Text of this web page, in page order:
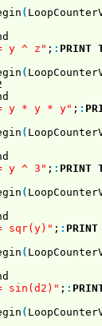
(
y ^ z" ; : PRINT
(
y * y * y" ; :
(
y ^ 3" ; : PRINT
(
sqr(y)" ; : PRINT
(
sin(d2)" ; :
(